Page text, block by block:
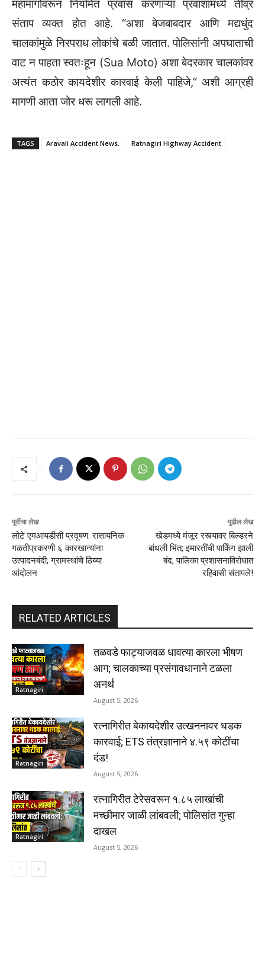
महामार्गावरून नियमित प्रवास करणाऱ्या प्रवाशांमध्ये तीव्र
संताप व्यक्त होत आहे. “अशा बेजबाबदार आणि मद्यधुंद
चालकांमुळे निरपराध लोकांचे बळी जातात. पोलिसांनी अपघाताची
वाट न पाहता स्वतःहून (Sua Moto) अशा बेदरकार चालकांवर
अत्यंत कठोर कायदेशीर कारवाई केली पाहिजे,” अशी आग्रही
मागणी आता जोर धरू लागली आहे.
TAGS Aravali Accident News. Ratnagiri Highway Accident
पूर्वीचा लेख
लोटे एमआयडीसी प्रदूषण: रासायनिक
गळतीप्रकरणी ६ कारखान्यांना
उत्पादनबंदी; ग्रामस्थांचे ठिय्या
आंदोलन
पुढील लेख
खेडमध्ये मंजूर रस्त्यावर बिल्डरने
बांधली भिंत; इमारतींची पार्किंग झाली
बंद, पालिका प्रशासनाविरोधात
रहिवासी संतापले!
RELATED ARTICLES
Ratnagiri
तळवडे फाट्याजवळ धावत्या कारला भीषण
आग; चालकाच्या प्रसंगावधानाने टळला
अनर्थ
August 5, 2026
Ratnagiri
रत्नागिरीत बेकायदेशीर उत्खननावर धडक
कारवाई; ETS तंत्रज्ञानाने ४.५९ कोटींचा
दंड!
August 5, 2026
Ratnagiri
रत्नागिरीत टेरेसवरून १.८५ लाखांची
मच्छीमार जाळी लांबवली; पोलिसांत गुन्हा
दाखल
August 5, 2026